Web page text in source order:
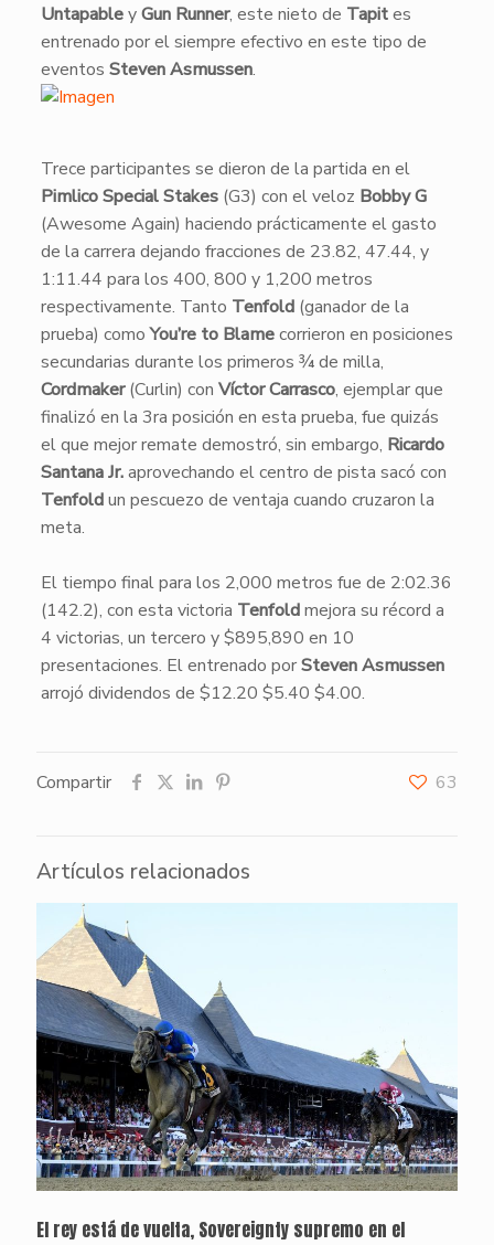
UntapableyGun Runner, este nieto de Tapites
entrenado por el siempre efectivo en este tipo de
eventos Steven Asmussen.
Trece participantes se dieron de la partida en el
Pimlico Special Stakes(G3) con el veloz Bobby G
(Awesome Again) haciendo prácticamente el gasto
de la carrera dejando fracciones de 23.82, 47.44, y
1:11.44 para los 400, 800 y 1,200 metros
respectivamente. Tanto Tenfold (ganador de la
prueba) comoYou’re to Blamecorrieron en posiciones
secundarias durante los primeros ¾ de milla,
Cordmaker(Curlin) con Víctor Carrasco, ejemplar que
finalizó en la 3ra posición en esta prueba, fue quizás
el que mejor remate demostró, sin embargo, Ricardo
Santana Jr.aprovechando el centro de pista sacó con
Tenfoldun pescuezo de ventaja cuando cruzaron la
meta.
El tiempo final para los 2,000 metros fue de 2:02.36
(142.2), con esta victoria Tenfoldmejora su récord a
4 victorias, un tercero y $895,890 en 10
presentaciones. El entrenado porSteven Asmussen
arrojó dividendos de $12.20 $5.40 $4.00.
Compartir 63
Artículos relacionados
El rey está de vuelta, Sovereignty supremo en el